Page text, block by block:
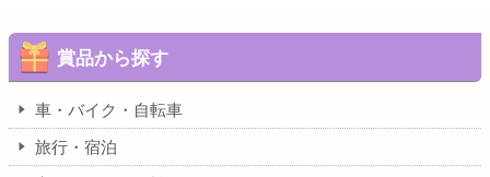
賞品から探す
車・バイク・自転車
旅行・宿泊